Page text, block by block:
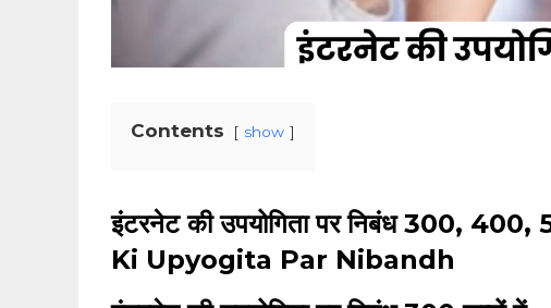
Contents show
इंटरनेट की उपयोगिता पर निबंध 300,
Ki Upyogita Par Nibandh